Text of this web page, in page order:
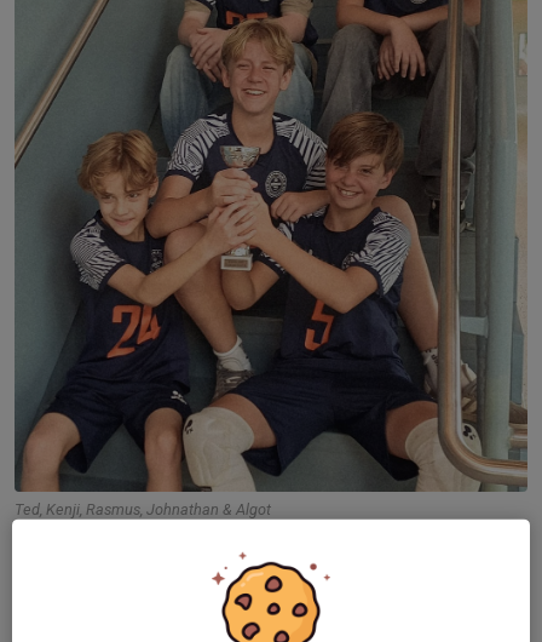
Ted, Kenji, Rasmus, Johnathan & Algot
Vi spelade i dag försäsongsturneringen organiserat av
Sollentuna som samlar de bästa från hela länet i olika
ungdomsklassar. Våra killar spelade nivå 6. Efter en aningen
knackig start där teamet låg under med 2-12 i första set första